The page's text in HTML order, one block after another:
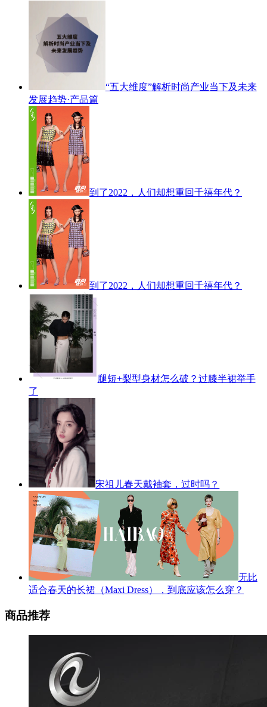
“五大维度”解析时尚产业当下及未来
发展趋势·产品篇
到了2022，人们却想重回千禧年代？
到了2022，人们却想重回千禧年代？
腿短+梨型身材怎么破？过膝半裙举手
了
宋祖儿春天戴袖套，过时吗？
无比
适合春天的长裙（Maxi Dress），到底应该怎么穿？
商品推荐